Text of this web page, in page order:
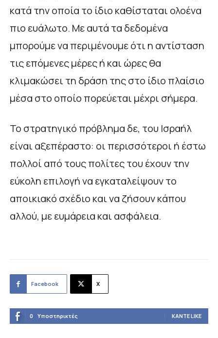
κατά την οποία το ίδιο καθίσταται ολοένα
πιο ευάλωτο. Με αυτά τα δεδομένα
μπορούμε να περιμένουμε ότι η αντίσταση
τις επόμενες μέρες ή και ώρες θα
κλιμακώσει τη δράση της στο ίδιο πλαίσιο
μέσα στο οποίο πορεύεται μέχρι σήμερα.
Το στρατηγικό πρόβλημα δε, του Ισραήλ
είναι αξεπέραστο: οι περισσότεροι ή έστω
πολλοί από τους πολίτες του έχουν την
εύκολη επιλογή να εγκαταλείψουν το
αποικιακό σχέδιο και να ζήσουν κάπου
αλλού, με ευμάρεια και ασφάλεια.
Facebook X
0 Υποστηρικτές ΚΆΝΤΕ LIKE